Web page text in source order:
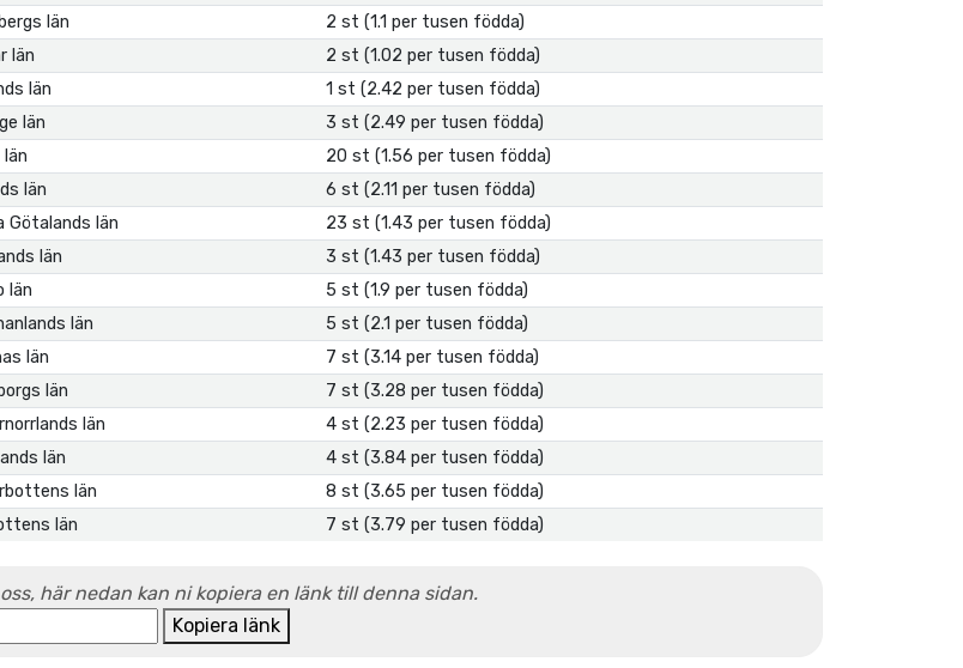
län
2 st (1.1 per tusen födda)
län
2 st (1.02 per tusen födda)
län
1 st (2.42 per tusen födda)
län
3 st (2.49 per tusen födda)
län
20 st (1.56 per tusen födda)
län
6 st (2.11 per tusen födda)
Götalands län
23 st (1.43 per tusen födda)
län
3 st (1.43 per tusen födda)
län
5 st (1.9 per tusen födda)
län
5 st (2.1 per tusen födda)
län
7 st (3.14 per tusen födda)
län
7 st (3.28 per tusen födda)
län
4 st (2.23 per tusen födda)
län
4 st (3.84 per tusen födda)
län
8 st (3.65 per tusen födda)
län
7 st (3.79 per tusen födda)
här nedan kan ni kopiera en länk till denna sidan.
Kopiera länk